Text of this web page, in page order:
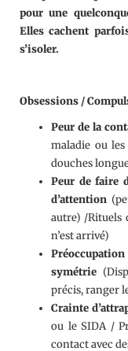
pour une
Elles cachent
s’isoler.
Obsessions /
Peur de la
maladie ou
douches
Peur de faire
d’attention
autre) /Rituels
n’est arrivé)
symétrie
précis, ranger
Crainte
ou le SIDA /
contact avec